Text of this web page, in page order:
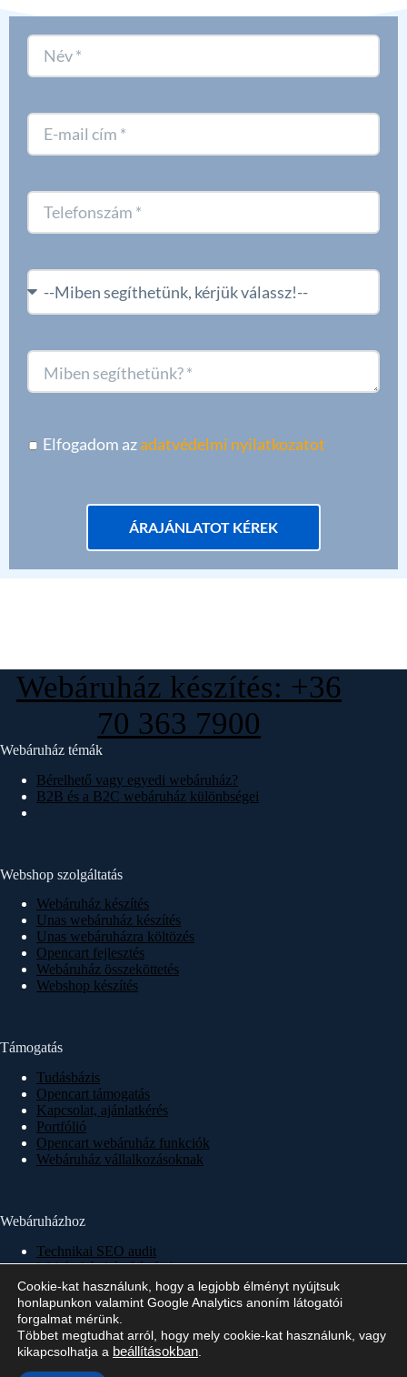
Elfogadom azadatvédelmi nyilatkozatot
ÁRAJÁNLATOT KÉREK
Webáruház készítés: +36
70 363 7900
Webáruház témák
Bérelhető vagy egyedi webáruház?
B2B és a B2C webáruház különbségei
Webshop szolgáltatás
Webáruház készítés
Unas webáruház készítés
Unas webáruházra költözés
Opencart fejlesztés
Webáruház összeköttetés
Webshop készítés
Támogatás
Tudásbázis
Opencart támogatás
Kapcsolat, ajánlatkérés
Portfólió
Opencart webáruház funkciók
Webáruház vállalkozásoknak
Webáruházhoz
Technikai SEO audit
Webáruház készítés árak
Webáruház készítés 1×1
Webáruház készítés menete
Webáruház indítás, üzemeltetés
Copyright © 2026 - Minden jog fenntartva!
Cookie-kat használunk, hogy a legjobb élményt nyújtsuk
honlapunkon valamint Google Analytics anoním látogatói
forgalmat mérünk.
Többet megtudhat arról, hogy mely cookie-kat használunk, vagy
kikapcsolhatja a beállításokban